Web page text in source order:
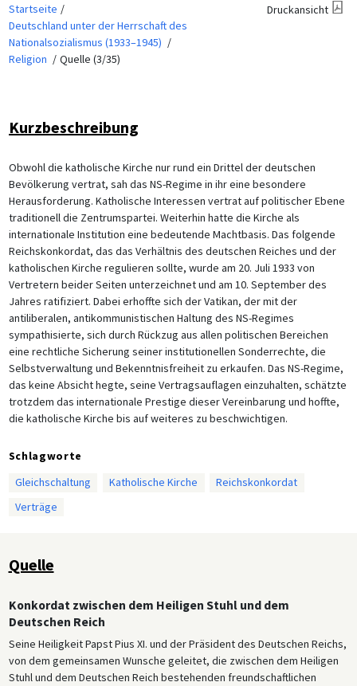
Startseite
Deutschland unter der Herrschaft des
Nationalsozialismus (1933–1945)
Religion
Quelle (3/35)
Druckansicht
Kurzbeschreibung
Obwohl die katholische Kirche nur rund ein Drittel der deutschen
Bevölkerung vertrat, sah das NS-Regime in ihr eine besondere
Herausforderung. Katholische Interessen vertrat auf politischer Ebene
traditionell die Zentrumspartei. Weiterhin hatte die Kirche als
internationale Institution eine bedeutende Machtbasis. Das folgende
Reichskonkordat, das das Verhältnis des deutschen Reiches und der
katholischen Kirche regulieren sollte, wurde am 20. Juli 1933 von
Vertretern beider Seiten unterzeichnet und am 10. September des
Jahres ratifiziert. Dabei erhoffte sich der Vatikan, der mit der
antiliberalen, antikommunistischen Haltung des NS-Regimes
sympathisierte, sich durch Rückzug aus allen politischen Bereichen
eine rechtliche Sicherung seiner institutionellen Sonderrechte, die
Selbstverwaltung und Bekenntnisfreiheit zu erkaufen. Das NS-Regime,
das keine Absicht hegte, seine Vertragsauflagen einzuhalten, schätzte
trotzdem das internationale Prestige dieser Vereinbarung und hoffte,
die katholische Kirche bis auf weiteres zu beschwichtigen.
Schlagworte
Gleichschaltung
Katholische Kirche
Reichskonkordat
Verträge
Quelle
Konkordat zwischen dem Heiligen Stuhl und dem
Deutschen Reich
Seine Heiligkeit Papst Pius XI. und der Präsident des Deutschen Reichs,
von dem gemeinsamen Wunsche geleitet, die zwischen dem Heiligen
Stuhl und dem Deutschen Reich bestehenden freundschaftlichen